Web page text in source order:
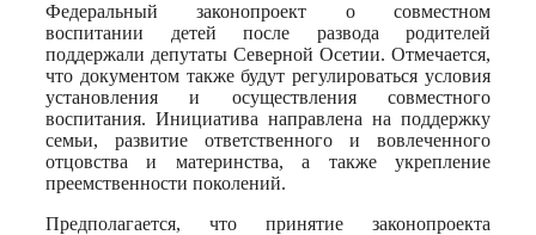
Федеральный законопроект о совместном
воспитании детей после развода родителей
поддержали депутаты Северной Осетии. Отмечается,
что документом также будут регулироваться условия
установления и осуществления совместного
воспитания. Инициатива направлена на поддержку
семьи, развитие ответственного и вовлеченного
отцовства и материнства, а также укрепление
преемственности поколений.
Предполагается, что принятие законопроекта